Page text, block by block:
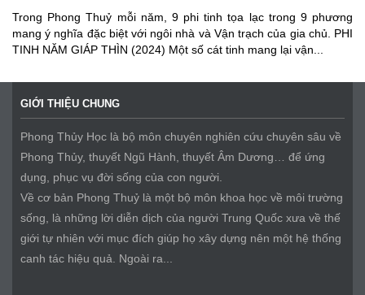
Trong Phong Thuỷ mỗi năm, 9 phi tinh tọa lạc trong 9 phương
mang ý nghĩa đặc biệt với ngôi nhà và Vận trạch của gia chủ. PHI
TINH NĂM GIÁP THÌN (2024) Một số cát tinh mang lại vận...
GIỚI THIỆU CHUNG
Phong Thủy Học là bộ môn chuyên nghiên cứu chuyên sâu về
Phong Thủy, thuyết Ngũ Hành, thuyết Âm Dương… để ứng
dụng, phục vụ đời sống của con người.
Về cơ bản Phong Thuỷ là một bộ môn khoa học về môi trường
sống, là những lời diễn dịch của người Trung Quốc xưa về thế
giới tự nhiên với mục đích giúp họ xây dựng nên một hệ thống
canh tác hiệu quả. Ngoài ra...